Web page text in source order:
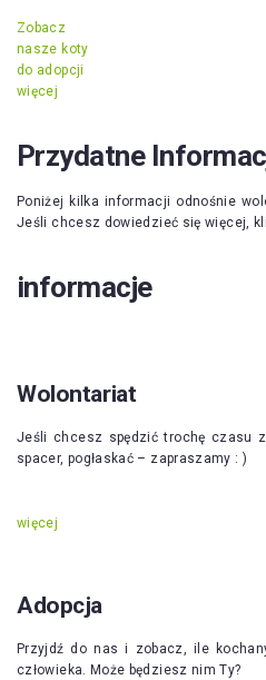
Zobacz
nasze koty
do adopcji
więcej
Przydatne
Poniżej kilka informacji odnośnie
Jeśli chcesz dowiedzieć się więcej,
informacje
Wolontariat
Jeśli chcesz spędzić trochę czasu
spacer, pogłaskać – zapraszamy : )
więcej
Adopcja
Przyjdź do nas i zobacz, ile
człowieka. Może będziesz nim Ty?